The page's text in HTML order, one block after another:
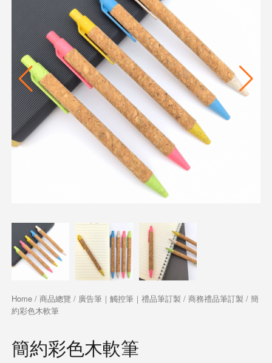
Home/ 商品總覽 / 廣告筆｜觸控筆｜禮品筆訂製 / 商務禮品筆訂製 / 簡
約彩色木軟筆
簡約彩色木軟筆